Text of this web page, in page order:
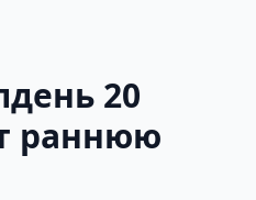
20
раннюю